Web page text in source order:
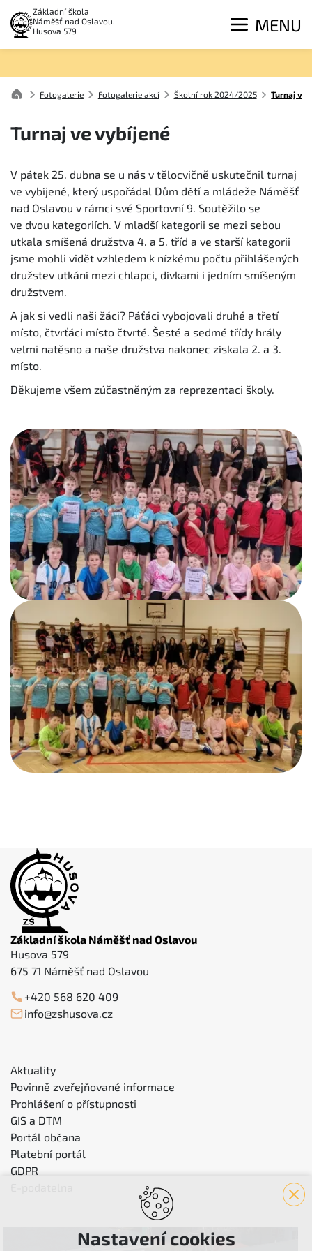
Základní škola
Náměšť nad Oslavou,
Husova 579
MENU
Fotogalerie Fotogalerie akcí Školní rok 2024/2025 Turnaj ve
Turnaj ve vybíjené
V pátek 25. dubna se u nás v tělocvičně uskutečnil turnaj
ve vybíjené, který uspořádal Dům dětí a mládeže Náměšť
nad Oslavou v rámci své Sportovní 9. Soutěžilo se
ve dvou kategoriích. V mladší kategorii se mezi sebou
utkala smíšená družstva 4. a 5. tříd a ve starší kategorii
jsme mohli vidět vzhledem k nízkému počtu přihlášených
družstev utkání mezi chlapci, dívkami i jedním smíšeným
družstvem.
A jak si vedli naši žáci? Páťáci vybojovali druhé a třetí
místo, čtvrťáci místo čtvrté. Šesté a sedmé třídy hrály
velmi natěsno a naše družstva nakonec získala 2. a 3.
místo.
Děkujeme všem zúčastněným za reprezentaci školy.
Základní škola Náměšť nad Oslavou
Husova 579
675 71 Náměšť nad Oslavou
+420 568 620 409
info@zshusova.cz
Aktuality
Povinně zveřejňované informace
Prohlášení o přístupnosti
GIS a DTM
Portál občana
Platební portál
GDPR
Nastavení cookies